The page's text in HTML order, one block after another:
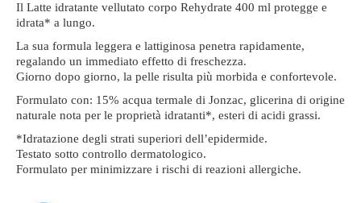
Il Latte idratante vellutato corpo Rehydrate 400 ml protegge e
idrata* a lungo.
La sua formula leggera e lattiginosa penetra rapidamente,
regalando un immediato effetto di freschezza.
Giorno dopo giorno, la pelle risulta più morbida e confortevole.
Formulato con: 15% acqua termale di Jonzac, glicerina di origine
naturale nota per le proprietà idratanti*, esteri di acidi grassi.
*Idratazione degli strati superiori dell’epidermide.
Testato sotto controllo dermatologico.
Formulato per minimizzare i rischi di reazioni allergiche.